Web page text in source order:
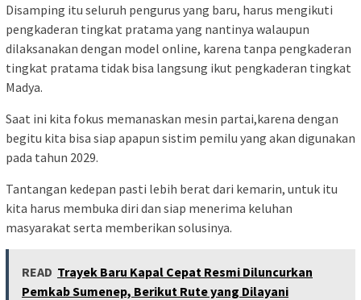
Disamping itu seluruh pengurus yang baru, harus mengikuti
pengkaderan tingkat pratama yang nantinya walaupun
dilaksanakan dengan model online, karena tanpa pengkaderan
tingkat pratama tidak bisa langsung ikut pengkaderan tingkat
Madya.
Saat ini kita fokus memanaskan mesin partai,karena dengan
begitu kita bisa siap apapun sistim pemilu yang akan digunakan
pada tahun 2029.
Tantangan kedepan pasti lebih berat dari kemarin, untuk itu
kita harus membuka diri dan siap menerima keluhan
masyarakat serta memberikan solusinya.
READ Trayek Baru Kapal Cepat Resmi Diluncurkan
Pemkab Sumenep, Berikut Rute yang Dilayani